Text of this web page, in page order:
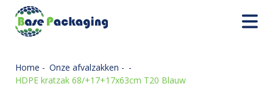
Home - Onze afvalzakken - -
HDPE kratzak 68/+17+17x63cm T20 Blauw